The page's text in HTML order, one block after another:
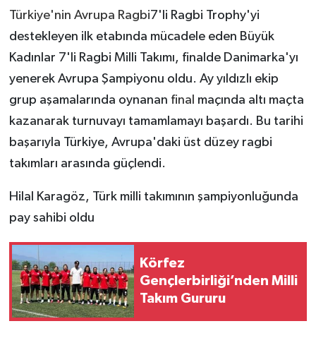
Türkiye'nin Avrupa Ragbi7'li Ragbi Trophy'yi
destekleyen ilk etabında mücadele eden Büyük
Kadınlar 7'li Ragbi Milli Takımı, finalde Danimarka'yı
yenerek Avrupa Şampiyonu oldu. Ay yıldızlı ekip
grup aşamalarında oynanan final maçında altı maçta
kazanarak turnuvayı tamamlamayı başardı. Bu tarihi
başarıyla Türkiye, Avrupa'daki üst düzey ragbi
takımları arasında güçlendi.
Hilal Karagöz, Türk milli takımının şampiyonluğunda
pay sahibi oldu
Körfez
Gençlerbirliği’nden Milli
Takım Gururu